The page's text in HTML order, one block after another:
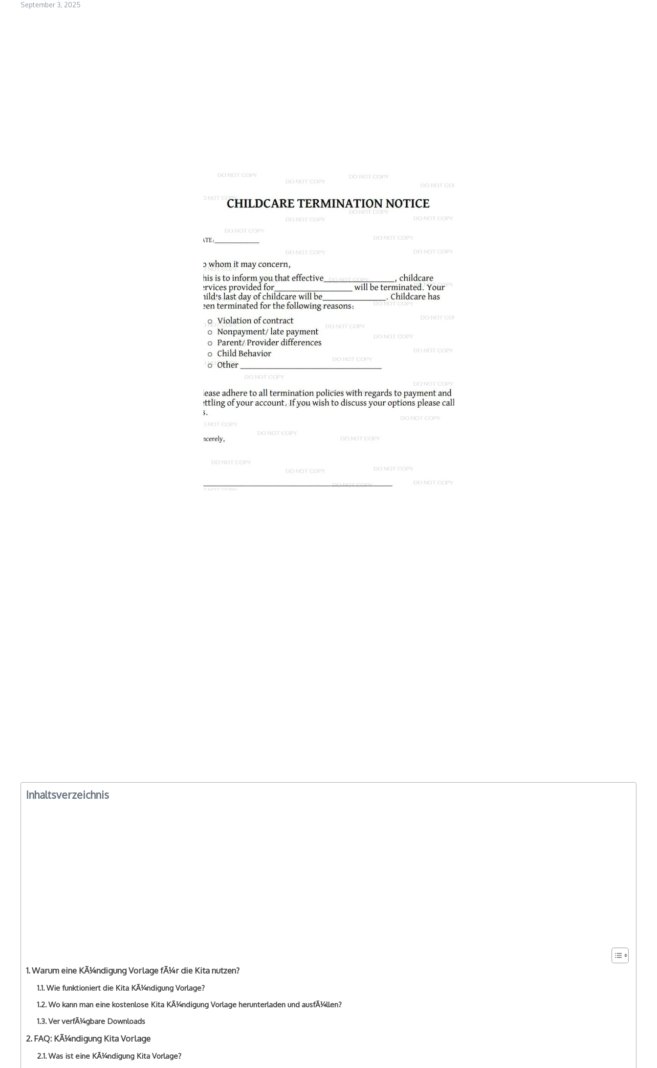
September 3, 2025
Inhaltsverzeichnis
Warum eine KÃ¼ndigung Vorlage fÃ¼r die Kita nutzen?
Wie funktioniert die Kita KÃ¼ndigung Vorlage?
Wo kann man eine kostenlose Kita KÃ¼ndigung Vorlage herunterladen und ausfÃ¼llen?
Ver verfÃ¼gbare Downloads
FAQ: KÃ¼ndigung Kita Vorlage
Was ist eine KÃ¼ndigung Kita Vorlage?